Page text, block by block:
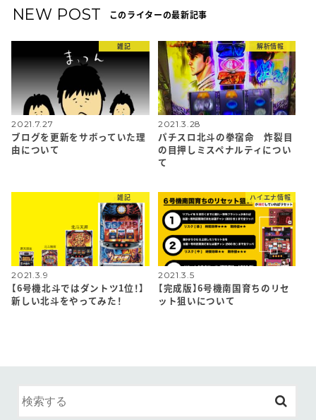
NEW POST このライターの最新記事
雑記
2021.7.27
ブログを更新をサボっていた理
由について
解析情報
2021.3.28
パチスロ北斗の拳宿命 炸裂目
の目押しミスペナルティについ
て
雑記
2021.3.9
【6号機北斗ではダントツ1位！】
新しい北斗をやってみた！
ハイエナ情報
2021.3.5
【完成版】6号機南国育ちのリセ
ット狙いについて